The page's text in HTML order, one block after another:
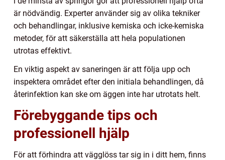
är nödvändig. Experter använder sig av olika tekniker
och behandlingar, inklusive kemiska och icke-kemiska
metoder, för att säkerställa att hela populationen
utrotas effektivt.
En viktig aspekt av saneringen är att följa upp och
inspektera området efter den initiala behandlingen, då
återinfektion kan ske om äggen inte har utrotats helt.
Förebyggande tips och
professionell hjälp
För att förhindra att vägglöss tar sig in i ditt hem, finns